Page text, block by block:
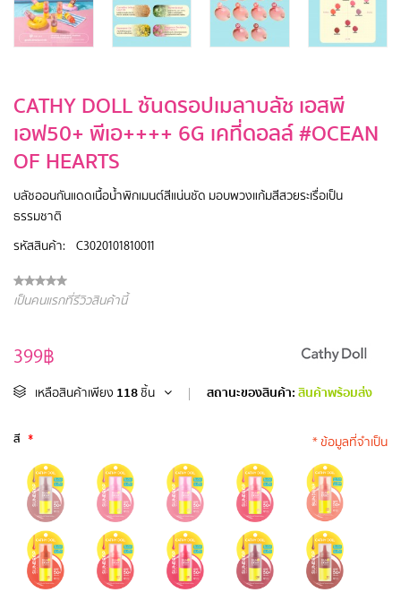
CATHY DOLL ซันดรอปเมลาบลัช เอสพี
เอฟ50+ พีเอ++++ 6G เคที่ดอลล์ #OCEAN
OF HEARTS
บลัชออนกันแดดเนื้อน้ำพิกเมนต์สีแน่นชัด มอบพวงแก้มสีสวยระเรื่อเป็น
ธรรมชาติ
รหัสสินค้า:
C3020101810011
เป็นคนแรกที่รีวิวสินค้านี้
399฿
เหลือสินค้าเพียง 118 ชิ้น | สถานะของสินค้า:สินค้าพร้อมส่ง
สี * * ข้อมูลที่จำเป็น